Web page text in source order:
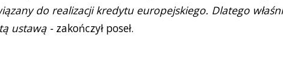
do realizacji kredytu europejskiego. Dlatego
ustawą - zakończył poseł.